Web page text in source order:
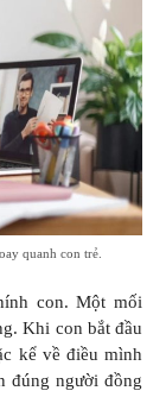
quanh con trẻ.
con. Một mối
Khi con bắt đầu
kể về điều mình
đúng người đồng